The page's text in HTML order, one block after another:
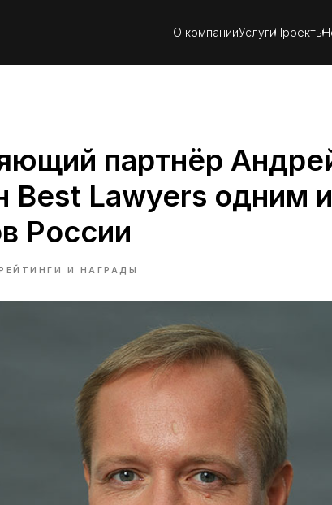
О компанииУслугиПроекты
партнёр
Best Lawyers одним
России
И НАГРАДЫ